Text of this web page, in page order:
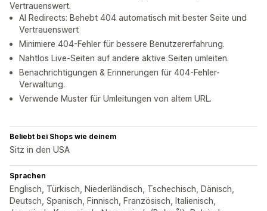
Vertrauenswert.
AI Redirects: Behebt 404 automatisch mit bester Seite und
Vertrauenswert
Minimiere 404-Fehler für bessere Benutzererfahrung.
Nahtlos Live-Seiten auf andere aktive Seiten umleiten.
Benachrichtigungen & Erinnerungen für 404-Fehler-
Verwaltung.
Verwende Muster für Umleitungen von altem URL.
Beliebt bei Shops wie deinem
Sitz in den USA
Sprachen
Englisch, Türkisch, Niederländisch, Tschechisch, Dänisch,
Deutsch, Spanisch, Finnisch, Französisch, Italienisch,